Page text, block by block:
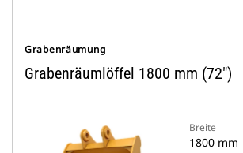
Grabenräumung
Grabenräumlöffel 1800 mm (72")
Breite
1800 mm